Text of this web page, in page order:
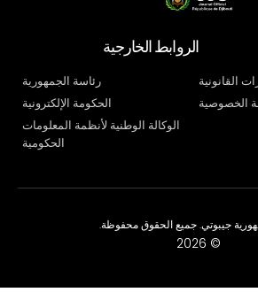
القانونية
الخصوصية
الروابط الخارجية
رئاسة الجمهورية
الحكومة الإلكترونية
الوكالة الوطنية لأنظمة المعلومات
الحكومية
جيبوتي. جميع الحقوق محفوظة.
© 2026